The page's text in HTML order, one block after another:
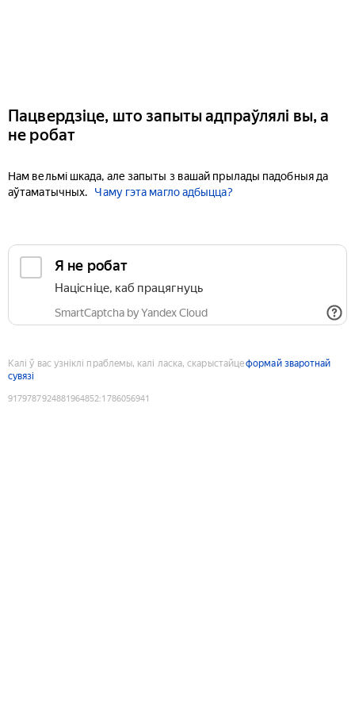
Пацвердзіце, што запыты адпраўлялі вы, а
не робат
Нам вельмі шкада, але запыты з вашай прылады падобныя да
аўтаматычных.
Чаму гэта магло адбыцца?
Я не робат
Націсніце, каб працягнуць
SmartCaptcha by Yandex Cloud
Калі ў вас узніклі праблемы, калі ласка, скарыстайцеформай зваротнай
сувязі
9179787924881964852:1786056941